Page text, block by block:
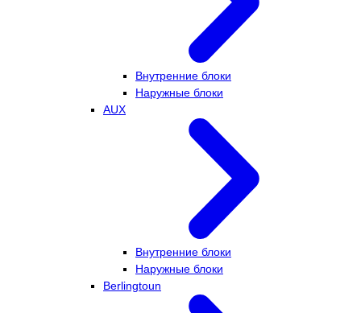
Внутренние блоки
Наружные блоки
AUX
Внутренние блоки
Наружные блоки
Berlingtoun